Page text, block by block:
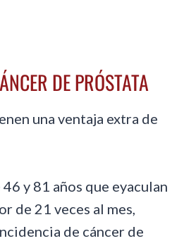
DE PRÓSTATA
una ventaja extra de
y 81 años que eyaculan
de 21 veces al mes,
de cáncer de